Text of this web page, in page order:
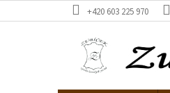
na
+420 603 225 970